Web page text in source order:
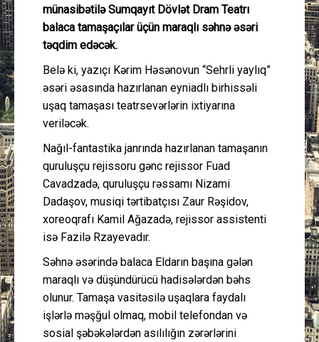
Cəmiyyət
Peşə etikası
Əlaqə
münasibətilə Sumqayıt Dövlət Dram Teatrı
balaca tamaşaçılar üçün maraqlı səhnə əsəri
təqdim edəcək.
Belə ki, yazıçı Kərim Həsənovun “Sehrli yaylıq”
əsəri əsasında hazırlanan eyniadlı birhissəli
uşaq tamaşası teatrsevərlərin ixtiyarına
veriləcək.
Nağıl-fantastika janrında hazırlanan tamaşanın
quruluşçu rejissoru gənc rejissor Fuad
Cavadzadə, quruluşçu rəssamı Nizami
Dadaşov, musiqi tərtibatçısı Zaur Rəşidov,
xoreoqrafı Kamil Ağazadə, rejissor assistenti
isə Fazilə Rzayevadır.
Səhnə əsərində balaca Eldarın başına gələn
maraqlı və düşündürücü hadisələrdən bəhs
olunur. Tamaşa vasitəsilə uşaqlara faydalı
işlərlə məşğul olmaq, mobil telefondan və
sosial şəbəkələrdən asılılığın zərərlərini